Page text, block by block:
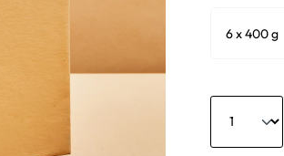
6 x 400 g
Anzahl